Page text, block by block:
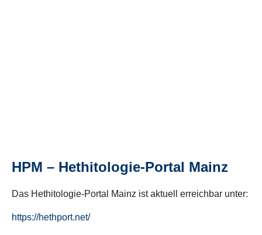
HPM – Hethitologie-Portal Mainz
Das Hethitologie-Portal Mainz ist aktuell erreichbar unter:
https://hethport.net/